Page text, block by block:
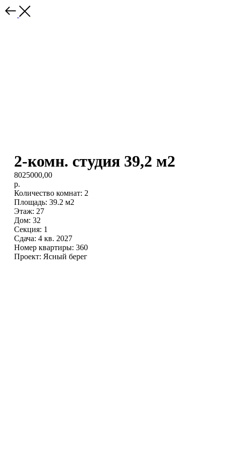
2-комн. студия 39,2 м2
8025000,00
р.
Количество комнат: 2
Площадь: 39.2 м2
Этаж: 27
Дом: 32
Секция: 1
Сдача: 4 кв. 2027
Номер квартиры: 360
Проект: Ясный берег